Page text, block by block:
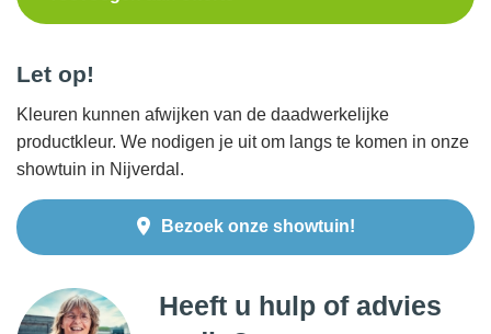
Grijs
Let op!
Kleuren kunnen afwijken van de daadwerkelijke
productkleur. We nodigen je uit om langs te komen in onze
showtuin in Nijverdal.
Bezoek onze showtuin!
Heeft u hulp of advies